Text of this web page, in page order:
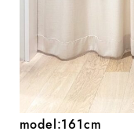
model:161cm